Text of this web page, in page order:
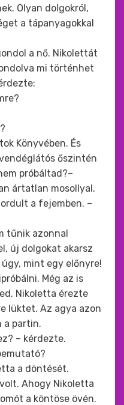
Olyan dolgokról,
a tápanyagokkal
a nő. Nikolettát
mi történhet
Könyvében. És
őszintén
próbáltad?–
ártatlan mosollyal.
a fejemben. –
tűnik azonnal
új dolgokat akarsz
mint egy előnyre!
Még az is
Nikoletta érezte
lüktet. Az agya azon
a partin.
– kérdezte.
a döntését.
Ahogy Nikoletta
a köntöse övén.